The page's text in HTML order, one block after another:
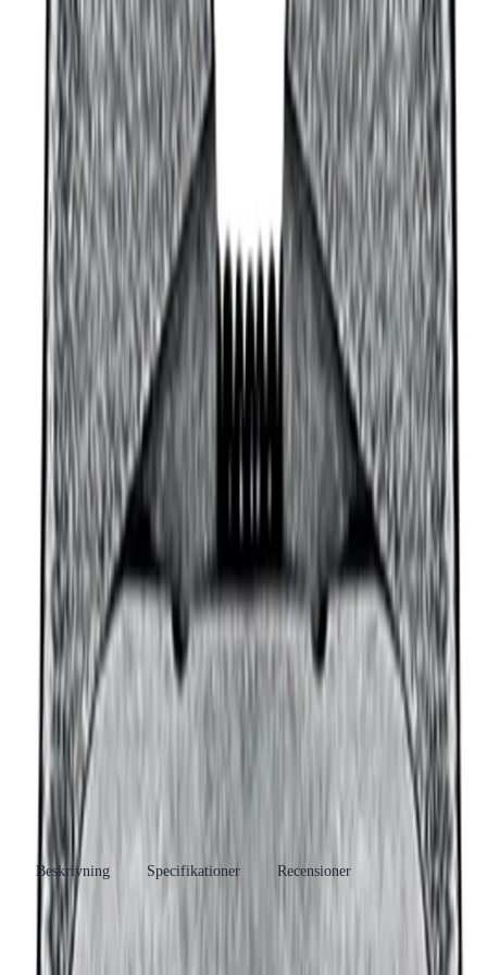
Google Reviews
Läs
Presskäft från REMS i serien Radialpress Mini, designad för
Uponor MLC Alu-pexrör. Tillverkad av specialstål med låg vikt
och kompakt konstruktion för effektiv pressning.
Lägg i varukorg
14 dagars öppet köp
Produktinformation
Varumärke
REMS
Se fler produkter
Produkttyp
Presskäft
Kategori
Övriga Pressbackar och Presslingor
Se fler
Tillverkare
RSK-
nummer
EAN/GTIN
Beskrivning Specifikationer Recensioner
Produkthöjdpunkter